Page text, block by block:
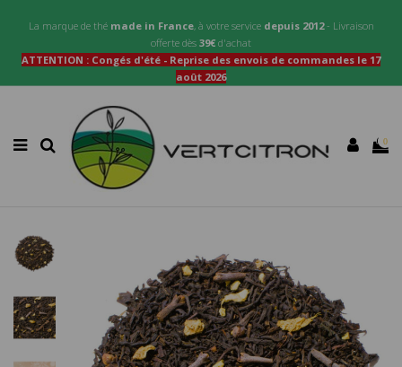
La marque de thé made in France, à votre service depuis 2012- Livraison
offerte dès 39€ d'achat
ATTENTION : Congés d'été - Reprise des envois de commandes le 17
août 2026
0